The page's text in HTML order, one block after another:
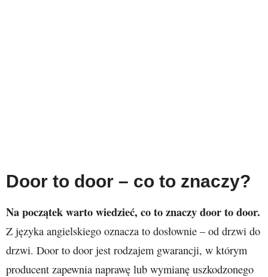
Door to door – co to znaczy?
Na początek warto wiedzieć, co to znaczy door to door.
Z języka angielskiego oznacza to dosłownie – od drzwi do
drzwi. Door to door jest rodzajem gwarancji, w którym
producent zapewnia naprawę lub wymianę uszkodzonego